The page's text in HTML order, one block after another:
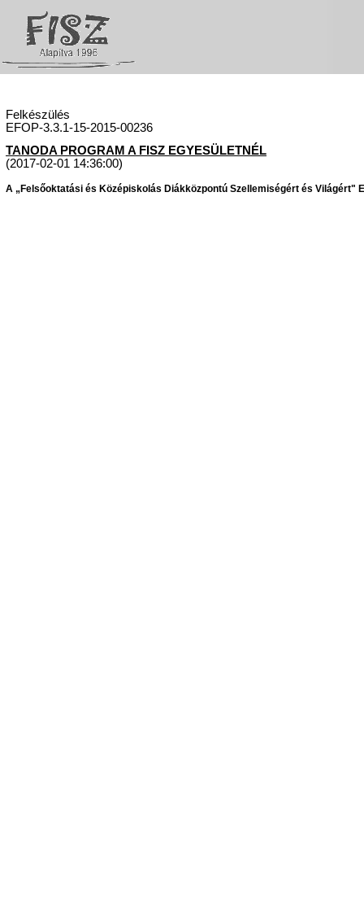
Felkészülés
EFOP-3.3.1-15-2015-00236
TANODA PROGRAM A FISZ EGYESÜLETNÉL
(2017-02-01 14:36:00)
A „Felsőoktatási és Középiskolás Diákközpontú Szellemiségért és Világért"